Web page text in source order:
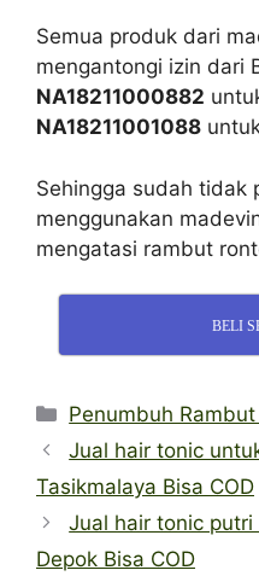
Semua produk dari
mengantongi izin dari
NA18211000882
NA18211001088
Sehingga sudah tidak
menggunakan
mengatasi rambut
BELI
Categories
Penumbuh
Jual hair tonic
Tasikmalaya Bisa COD
Jual hair tonic
Depok Bisa COD